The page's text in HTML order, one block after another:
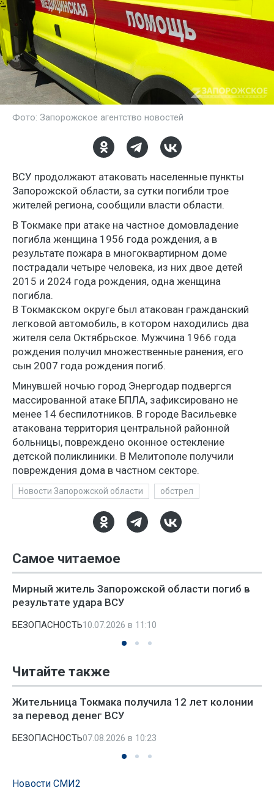
Фото: Запорожское агентство новостей
ВСУ продолжают атаковать населенные пункты
Запорожской области, за сутки погибли трое
жителей региона, сообщили власти области.
В Токмаке при атаке на частное домовладение
погибла женщина 1956 года рождения, а в
результате пожара в многоквартирном доме
пострадали четыре человека, из них двое детей
2015 и 2024 года рождения, одна женщина
погибла.
В Токмакском округе был атакован гражданский
легковой автомобиль, в котором находились два
жителя села Октябрьское. Мужчина 1966 года
рождения получил множественные ранения, его
сын 2007 года рождения погиб.
Минувшей ночью город Энергодар подвергся
массированной атаке БПЛА, зафиксировано не
менее 14 беспилотников. В городе Васильевке
атакована территория центральной районной
больницы, повреждено оконное остекление
детской поликлиники. В Мелитополе получили
повреждения дома в частном секторе.
Новости Запорожской области обстрел
Самое читаемое
Мирный житель Запорожской области погиб в
результате удара ВСУ
БЕЗОПАСНОСТЬ10.07.2026 в 11:10
Читайте также
Жительница Токмака получила 12 лет колонии
за перевод денег ВСУ
БЕЗОПАСНОСТЬ07.08.2026 в 10:23
Новости СМИ2